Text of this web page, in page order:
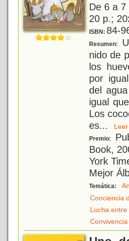
De 6 a
20 p.;
ISBN: 84-
Resumen:
nido de
los
por
del
igual
Los
es...
Premio:
Book,
York
Mejor
Temática:
Conciencia
Lucha entre
Convivencia